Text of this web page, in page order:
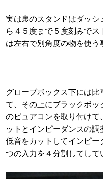
実は裏のスタンドはダッ
ら４５度まで５度刻みで
は左右で別角度の物を使う
グローブボックス下には
て、その上にブラックボッ
のピュアコンを取り付けて
ットとインピーダンスの
低音をカットしてインピー
つの入力を４分割してして